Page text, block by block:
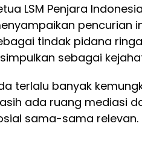
LSM Penjara
pencurian
tindak pidana
sebagai
terlalu banyak
ada ruang mediasi
sama-sama relevan.